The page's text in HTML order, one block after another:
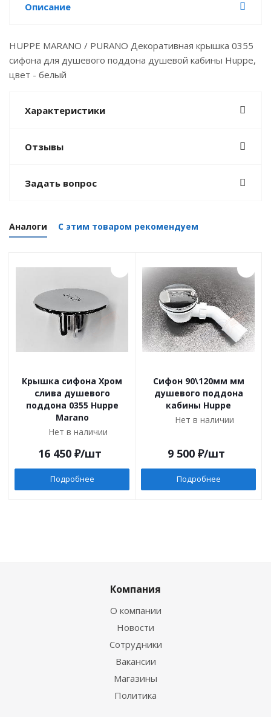
Описание
HUPPE MARANO / PURANO Декоративная крышка 0355
сифона для душевого поддона душевой кабины Huppe,
цвет - белый
Характеристики
Отзывы
Задать вопрос
Аналоги С этим товаром рекомендуем
Крышка сифона Хром
слива душевого
поддона 0355 Huppe
Marano
Нет в наличии
16 450 ₽/шт
Подробнее
Сифон 90\120мм мм
душевого поддона
кабины Huppe
Нет в наличии
9 500 ₽/шт
Подробнее
Компания
О компании
Новости
Сотрудники
Вакансии
Магазины
Политика